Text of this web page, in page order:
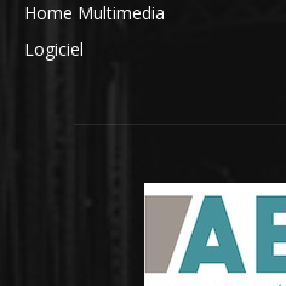
Home Multimedia
Logiciel